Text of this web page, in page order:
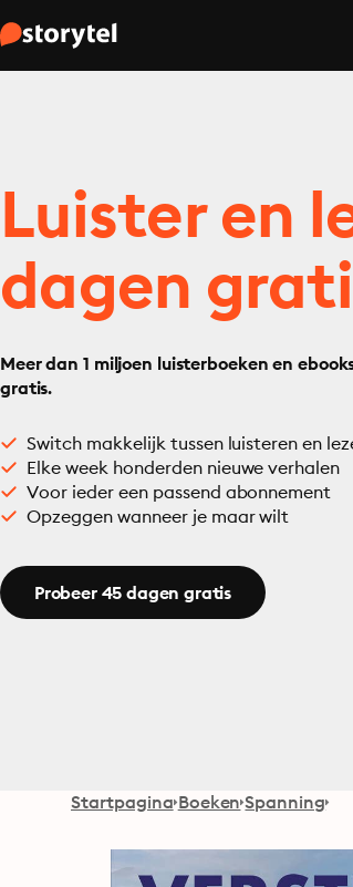
Luister en
dagen
Meer dan 1 miljoen luisterboeken en
gratis.
Switch makkelijk tussen luisteren en
Elke week honderden nieuwe verhalen
Voor ieder een passend abonnement
Opzeggen wanneer je maar wilt
Probeer 45 dagen gratis
Startpagina Boeken Spanning